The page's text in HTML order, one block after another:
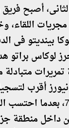
أصبح فريق
68 أحرز لوكاس
متبادلة
أقرب
فى الدقيقة 77، بعدما
داخل منطقة